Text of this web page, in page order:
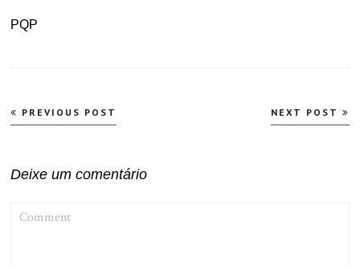
PQP
Navegação
de
PREVIOUS POST NEXT POST
Deixe um comentário